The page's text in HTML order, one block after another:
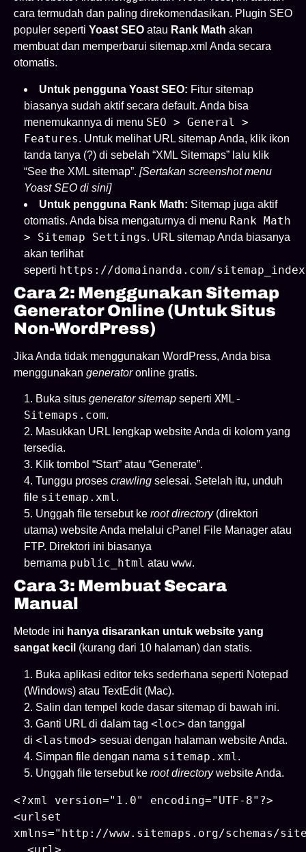
cara termudah dan paling direkomendasikan. Plugin SEO
populer seperti Yoast SEO atau Rank Math akan
membuat dan memperbarui sitemap.xml Anda secara
otomatis.
Untuk pengguna Yoast SEO: Fitur sitemap
biasanya sudah aktif secara default. Anda bisa
menemukannya di menu SEO > General >
Features. Untuk melihat URL sitemap Anda, klik ikon
tanda tanya (?) di sebelah “XML Sitemaps” lalu klik
“See the XML sitemap”. [Sertakan screenshot menu
Yoast SEO di sini]
Untuk pengguna Rank Math: Sitemap juga aktif
otomatis. Anda bisa mengaturnya di menu Rank Math
> Sitemap Settings. URL sitemap Anda biasanya
akan terlihat
seperti https://domainanda.com/
Cara 2: Menggunakan Sitemap
Generator Online (Untuk Situs
Non-WordPress)
Jika Anda tidak menggunakan WordPress, Anda bisa
menggunakan generatoronline gratis.
Buka situs generator sitemap seperti XML-
Sitemaps.com.
Masukkan URL lengkap website Anda di kolom yang
tersedia.
Klik tombol “Start” atau “Generate”.
Tunggu proses crawling selesai. Setelah itu, unduh
file sitemap.xml.
Unggah file tersebut ke root directory(direktori
utama) website Anda melalui cPanel File Manager atau
FTP. Direktori ini biasanya
bernama public_html atau www.
Cara 3: Membuat Secara
Manual
Metode ini hanya disarankan untuk website yang
sangat kecil (kurang dari 10 halaman) dan statis.
Buka aplikasi editor teks sederhana seperti Notepad
(Windows) atau TextEdit (Mac).
Salin dan tempel kode dasar sitemap di bawah ini.
Ganti URL di dalam tag <loc> dan tanggal
di <lastmod> sesuai dengan halaman website Anda.
Simpan file dengan nama sitemap.xml .
Unggah file tersebut ke root directorywebsite Anda.
<?xml version="1.0" encoding="UTF-8"?>
<urlset
xmlns="http://www.sitemaps.org/schemas/